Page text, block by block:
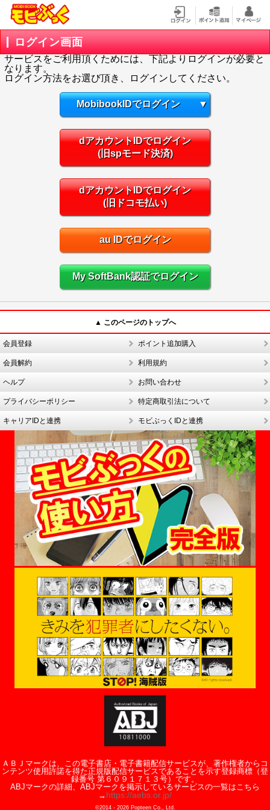
ログイン画面
サービスをご利用頂くためには、下記よりログインが必要と
なります。
ログイン方法をお選び頂き、ログインしてください。
MobibookIDでログイン ▼
dアカウントIDでログイン
(旧spモード決済)
dアカウントIDでログイン
(旧ドコモ払い)
au IDでログイン
My SoftBank認証でログイン
▲ このページのトップへ
会員登録 ポイント追加購入
会員解約 利用規約
ヘルプ お問い合わせ
プライバシーポリシー 特定商取引法について
キャリアIDと連携 モビぶっくIDと連携
ＡＢＪマークは、この電子書店・電子書籍配信サービスが、著作権者からコ
ンテンツ使用許諾を得た正規版配信サービスであることを示す登録商標（登
録番号 第６０９１７１３号）です。
ABJマークの詳細、ABJマークを掲示しているサービスの一覧はこちら
→ https://aebs.or.jp/
©2014 - 2026Popteen Co., Ltd.